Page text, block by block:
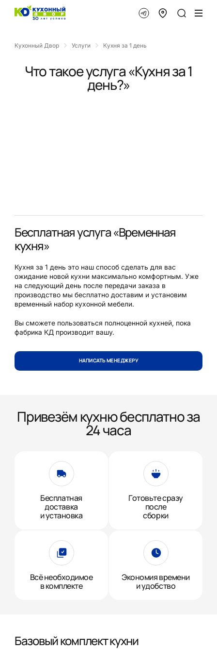
Кухонный Двор Услуги Кухня за 1 день
Что такое услуга «Кухня за 1
день?»
Бесплатная услуга «Временная
кухня»
Кухня за 1 день это наш способ сделать для вас
ожидание новой кухни максимально комфортным. Уже
на следующий день после передачи заказа в
производство мы бесплатно доставим и установим
временный набор кухонной мебели.
Вы сможете пользоваться полноценной кухней, пока
фабрика КД производит вашу.
НАПИСАТЬ МЕНЕДЖЕРУ
Привезём кухню бесплатно за
24 часа
Бесплатная
доставка
и установка
Готовьте сразу
после
сборки
Всё необходимое
в комплекте
Экономия времени
и удобство
Базовый комплект кухни